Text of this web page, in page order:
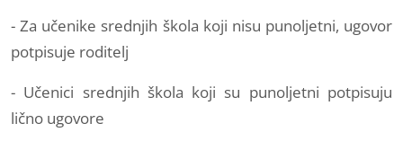
- Za učenike srednjih škola koji nisu punoljetni, ugovor
potpisuje roditelj
- Učenici srednjih škola koji su punoljetni potpisuju
lično ugovore